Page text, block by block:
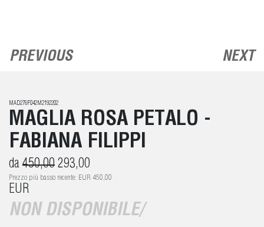
PREVIOUS NEXT
MAD276F042M2192202
MAGLIA ROSA PETALO -
FABIANA FILIPPI
da 450,00 293,00
Prezzo più basso recente: EUR 450,00
EUR
NON DISPONIBILE/